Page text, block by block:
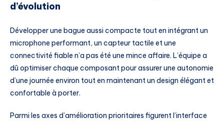
d’évolution
Développer une bague aussi compacte tout en intégrant un
microphone performant, un capteur tactile et une
connectivité fiable n’a pas été une mince affaire. L’équipe a
dû optimiser chaque composant pour assurer une autonomie
d’une journée environ tout en maintenant un design élégant et
confortable à porter.
Parmi les axes d’amélioration prioritaires figurent l’interface